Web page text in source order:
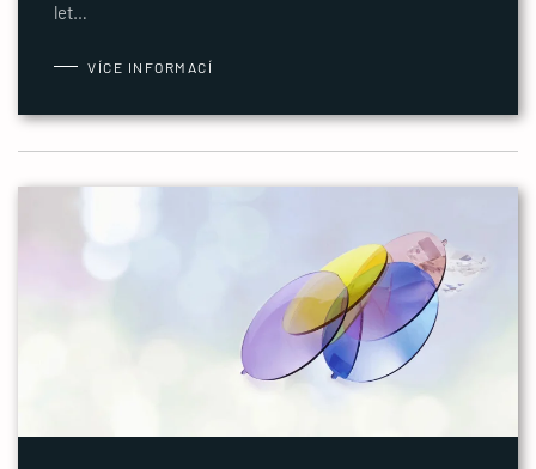
let…
VÍCE INFORMACÍ